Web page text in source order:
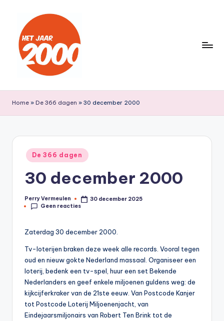
inhoud
e
t
J
0
0
lang
jaar
2000
Home » De 366 dagen » 30 december 2000
Geplaatst
in
De 366 dagen
30 december 2000
Geplaatst
door
Perry Vermeulen
30 december 2025
Geen reacties
Zaterdag 30 december 2000.
Tv-loterijen braken deze week alle records. Vooral tegen
oud en nieuw gokte Nederland massaal. Organiseer een
loterij, bedenk een tv-spel, huur een set Bekende
Nederlanders en geef enkele miljoenen guldens weg: de
kijkcijferkraker van de 21ste eeuw. Van Postcode Kanjer
tot Postcode Loterij Miljoenenjacht, van
Eindejaarsmiljonairs van Robert Ten Brink tot de